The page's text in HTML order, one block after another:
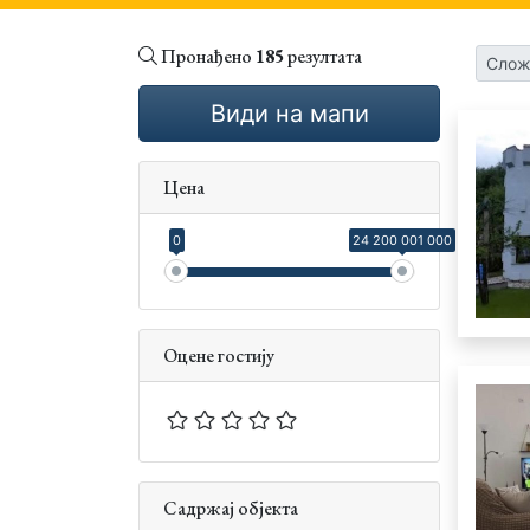
Пронађено 185резултата
Види на мапи
Цена
0 24 200 001 000
Оцене гостију
Садржај објекта